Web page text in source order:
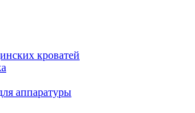
кроватей
аппаратуры